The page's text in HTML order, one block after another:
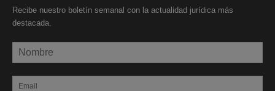
Recibe nuestro boletín semanal con la actualidad jurídica más
destacada.